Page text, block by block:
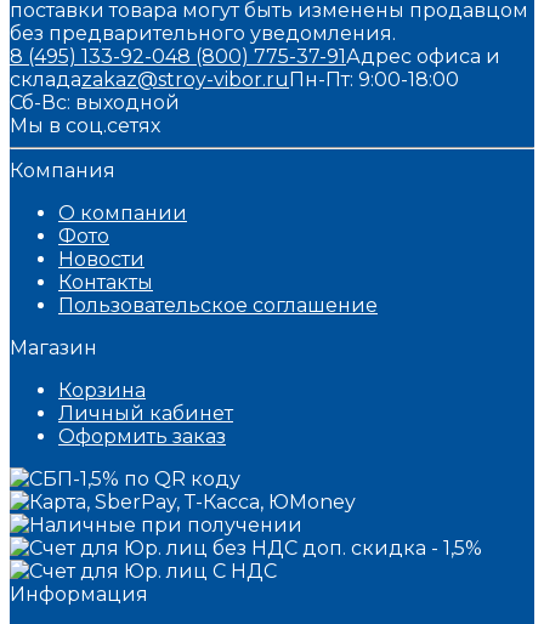
поставки товара могут быть изменены продавцом
без предварительного уведомления.
8 (495) 133-92-048 (800) 775-37-91Адрес офиса и
складаzakaz@stroy-vibor.ruПн-Пт: 9:00-18:00
Сб-Вс: выходной
Мы в соц.сетях
Компания
О компании
Фото
Новости
Контакты
Пользовательское соглашение
Магазин
Корзина
Личный кабинет
Оформить заказ
Информация